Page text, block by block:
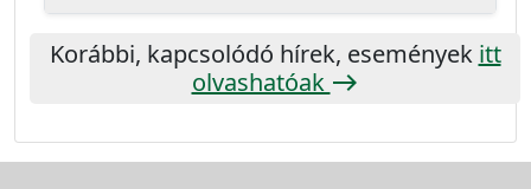
Korábbi, kapcsolódó hírek, események itt
olvashatóak east